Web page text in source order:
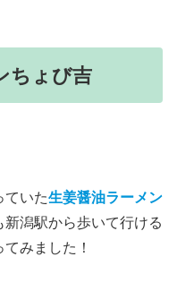
ちょび吉
ていた生姜醤油ラーメン
潟駅から歩いて行ける
みました！